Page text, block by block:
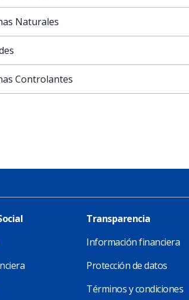
Naturales
Controlantes
Transparencia
Información financiera
Protección de datos
Términos y condiciones